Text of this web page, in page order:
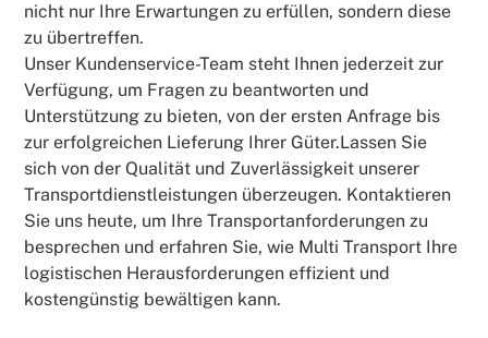
nicht nur Ihre Erwartungen zu erfüllen, sondern diese
zu übertreffen.
Unser Kundenservice-Team steht Ihnen jederzeit zur
Verfügung, um Fragen zu beantworten und
Unterstützung zu bieten, von der ersten Anfrage bis
zur erfolgreichen Lieferung Ihrer Güter.Lassen Sie
sich von der Qualität und Zuverlässigkeit unserer
Transportdienstleistungen überzeugen. Kontaktieren
Sie uns heute, um Ihre Transportanforderungen zu
besprechen und erfahren Sie, wie Multi Transport Ihre
logistischen Herausforderungen effizient und
kostengünstig bewältigen kann.